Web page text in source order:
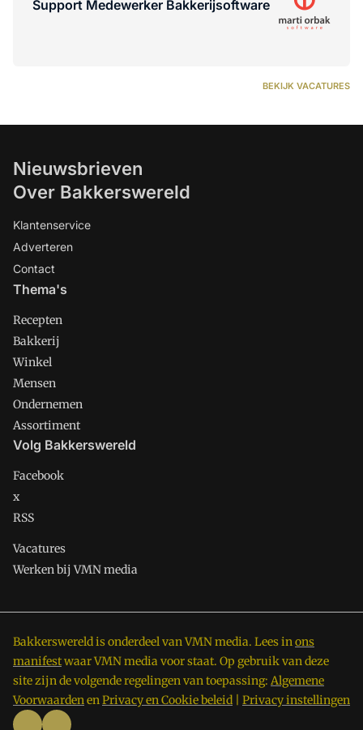
Support Medewerker Bakkerijsoftware
BEKIJK VACATURES
Nieuwsbrieven
Over Bakkerswereld
Klantenservice
Adverteren
Contact
Thema's
Recepten
Bakkerij
Winkel
Mensen
Ondernemen
Assortiment
Volg Bakkerswereld
Facebook
x
RSS
Vacatures
Werken bij VMN media
Bakkerswereld is onderdeel van VMN media. Lees inons
manifestwaar VMN media voor staat. Op gebruik van deze
site zijn de volgende regelingen van toepassing: Algemene
VoorwaardenenPrivacy en Cookie beleid Privacy instellingen